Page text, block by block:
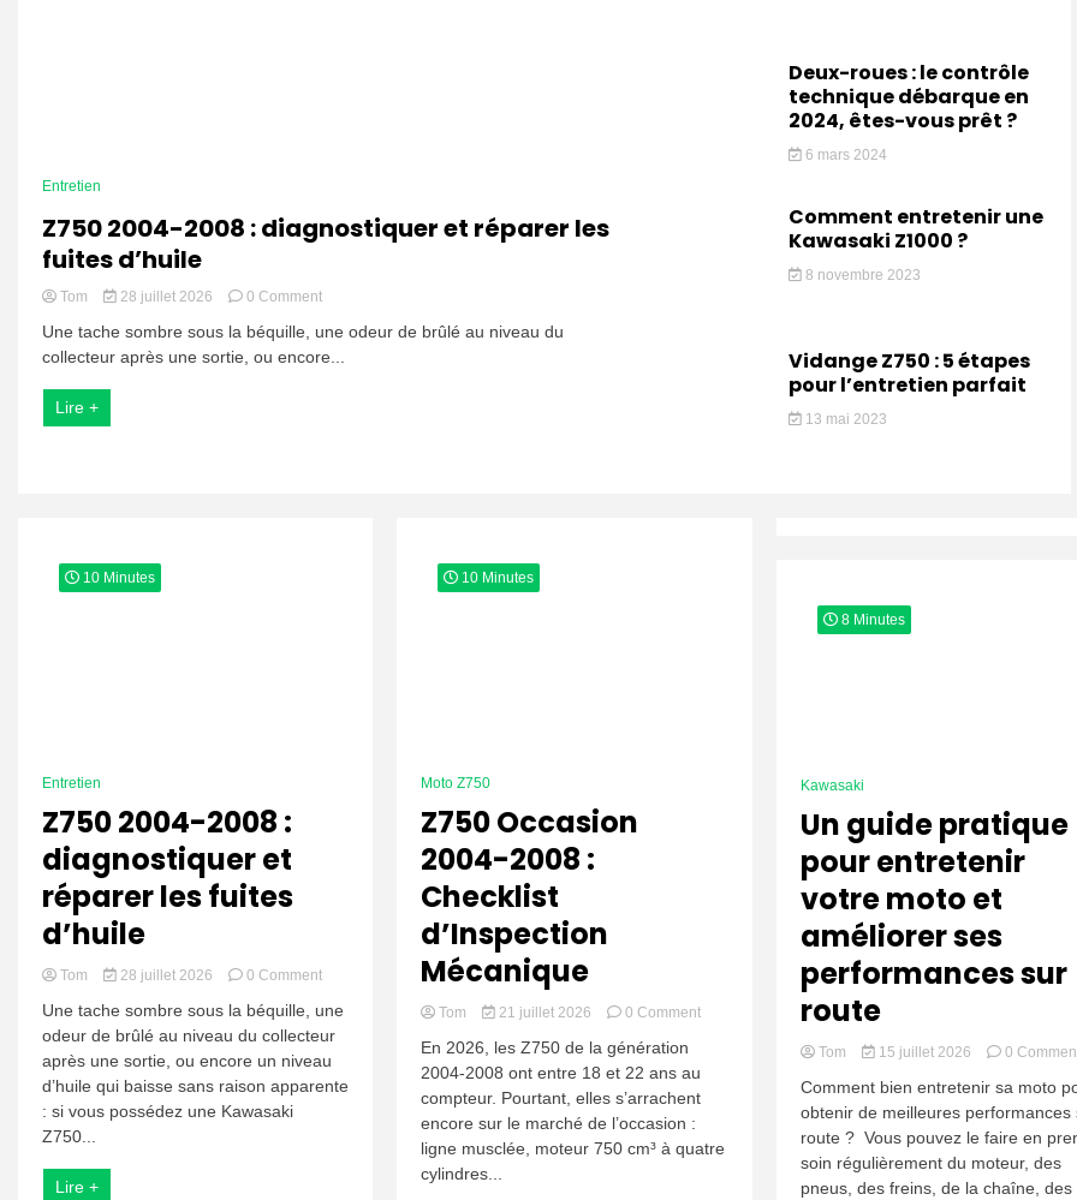
Entretien
Z750 2004-2008 : diagnostiquer et réparer les
fuites d’huile
Tom 28 juillet 2026 0 Commenton
2004-
2008
Une tache sombre sous la béquille, une odeur de brûlé au niveau du
collecteur après une sortie, ou encore...
Lire +
Deux-roues : le contrôle
technique débarque en
2024, êtes-vous prêt ?
6 mars 2024
Comment entretenir une
Kawasaki Z1000 ?
8 novembre 2023
Vidange Z750 : 5 étapes
pour l’entretien parfait
13 mai 2023
10 Minutes
Entretien
Z750 2004-2008 :
diagnostiquer et
réparer les fuites
d’huile
Tom 28 juillet 2026 0 Commenton
2004-
2008
:
diagnostiquer
Une tache sombre sous la béquille, une
odeur de brûlé au niveau du collecteur
après une sortie, ou encore un niveau
d’huile qui baisse sans raison apparente
: si vous possédez une Kawasaki
Z750...
Lire +
10 Minutes
Moto Z750
Z750 Occasion
2004-2008 :
Checklist
d’Inspection
Mécanique
Tom 21 juillet 2026 0 Commenton
2008
Checklist
En 2026, les Z750 de la génération
2004-2008 ont entre 18 et 22 ans au
compteur. Pourtant, elles s’arrachent
encore sur le marché de l’occasion :
ligne musclée, moteur 750 cm³ à quatre
cylindres...
8 Minutes
Kawasaki
Un guide pratique
pour entretenir
votre moto et
améliorer ses
performances sur
route
Tom 15 juillet 2026 0
Comment bien entretenir sa moto
obtenir de meilleures performances
route ? Vous pouvez le faire en
soin régulièrement du moteur, des
pneus, des freins, de la chaîne, des